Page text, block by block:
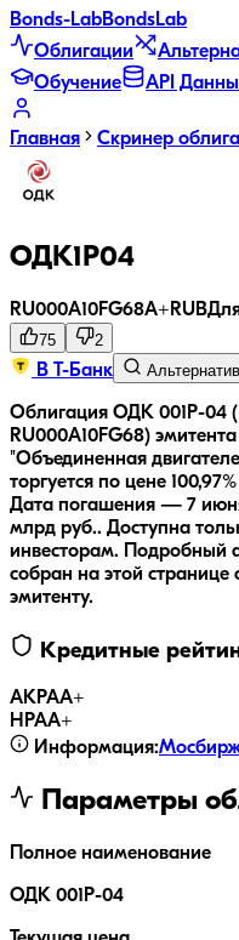
Bonds-LabBondsLab
Облигации
Обучение
API
Главная Скринер
ОДК1Р04
RU000A10FG68A+ RUB
75 2
В Т-Банк
Облигация ОДК 001P-04
RU000A10FG68)
"Объединенная
торгуется по цене
Дата погашения — 7
млрд руб.. Доступна
инвесторам.
Подробный
собран на этой
эмитенту.
Кредитные
АКРАA+
НРАA+
Информация:
Параметры
Полное наименование
ОДК 001P-04